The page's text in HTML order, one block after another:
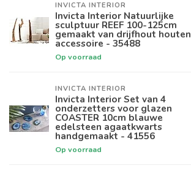
INVICTA INTERIOR
Invicta Interior Natuurlijke
sculptuur REEF 100-125cm
gemaakt van drijfhout houten
accessoire - 35488
Op voorraad
INVICTA INTERIOR
Invicta Interior Set van 4
onderzetters voor glazen
COASTER 10cm blauwe
edelsteen agaatkwarts
handgemaakt - 41556
Op voorraad